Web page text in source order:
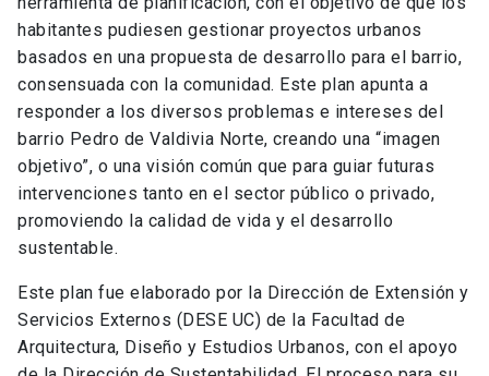
habitantes pudiesen gestionar proyectos urbanos
basados en una propuesta de desarrollo para el barrio,
consensuada con la comunidad. Este plan apunta a
responder a los diversos problemas e intereses del
barrio Pedro de Valdivia Norte, creando una “imagen
objetivo”, o una visión común que para guiar futuras
intervenciones tanto en el sector público o privado,
promoviendo la calidad de vida y el desarrollo
sustentable.
Este plan fue elaborado por la Dirección de Extensión y
Servicios Externos (DESE UC) de la Facultad de
Arquitectura, Diseño y Estudios Urbanos, con el apoyo